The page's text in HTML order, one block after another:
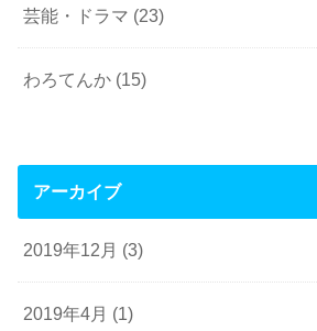
芸能・ドラマ (23)
わろてんか (15)
アーカイブ
2019年12月 (3)
2019年4月 (1)